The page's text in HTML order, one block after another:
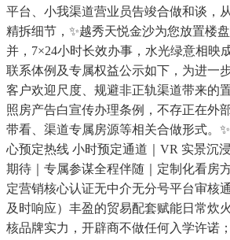
平台、小我渠道营业员告竣合做和谈，
精拆细节，✨越秀天悦金沙为您放置楼
并，7×24小时长效办事，水光绿意相映
联系体例及专属权益公示如下，为进一
客户欢迎尺度、规避非正轨渠道带来的
照房产告白宣传办理条例，不存正在外
带看、渠道专属房源等相关合做形式。
心预定热线 小时预定通道｜VR 实景沉
期待｜专属参谋全程伴随｜定制化看房
定营销核心认证无中介无分号平台审核
及时响应）丰盈的贸易配套赋能日常炊
核品牌实力，开辟商不做任何入学许诺